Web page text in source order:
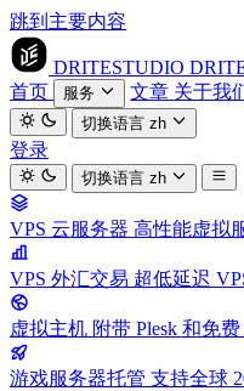
跳到主要内容
DRITESTUDIO
首页
服务 文章 关于我
切换语言zh
登录
切换语言zh
VPS 云服务器 高性能虚拟
VPS 外汇交易 超低延迟
虚拟主机 附带 Plesk 和免
游戏服务器托管 支持全球